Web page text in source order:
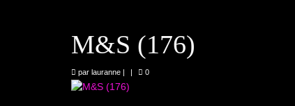
M&S (176)
par lauranne | | 0